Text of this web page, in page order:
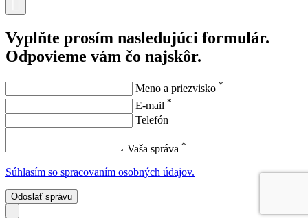
Vyplňte prosím nasledujúci formulár.
Odpovieme vám čo najskôr.
Meno a priezvisko *
E-mail *
Telefón
Vaša správa *
Súhlasím so spracovaním osobných údajov.